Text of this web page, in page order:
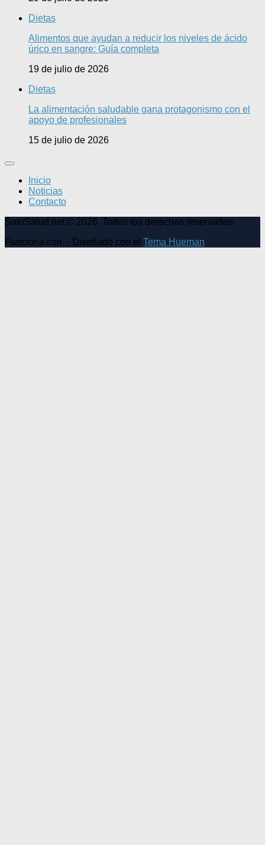
Dietas
Alimentos que ayudan a reducir los niveles de ácido
úrico en sangre: Guía completa
19 de julio de 2026
Dietas
La alimentación saludable gana protagonismo con el
apoyo de profesionales
15 de julio de 2026
Inicio
Noticias
Contacto
SoloSalud.net © 2026. Todos los derechos reservados.
Funciona con - Diseñado con el Tema Hueman